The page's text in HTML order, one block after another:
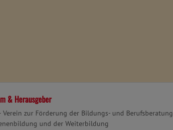
& Herausgeber
Verein zur Förderung der Bildungs- und
und der Weiterbildung